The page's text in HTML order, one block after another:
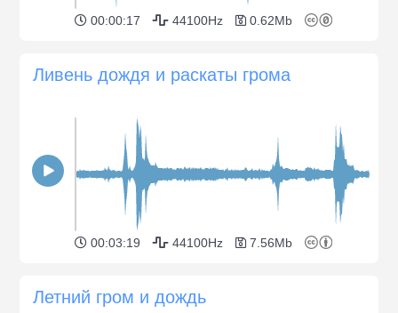
00:00:17 44100Hz 0.62Mb
Ливень дождя и раскаты грома
00:03:19 44100Hz 7.56Mb
Летний гром и дождь